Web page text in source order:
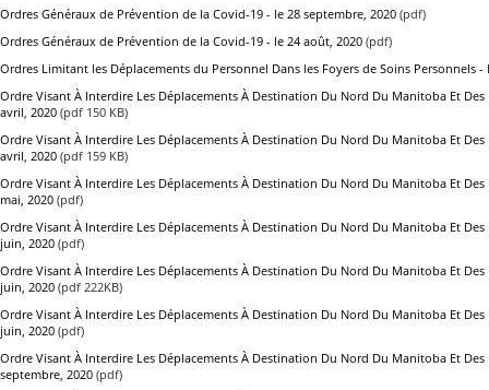
Ordres Généraux de Prévention de la Covid-19 - le 28 septembre, 2020 (pdf)
Ordres Généraux de Prévention de la Covid-19 - le 24 août, 2020 (pdf)
Ordres Limitant les Déplacements du Personnel Dans les Foyers de Soins Personnels -
Ordre Visant À Interdire Les Déplacements À Destination Du Nord Du Manitoba Et Des
avril, 2020 (pdf 150 KB)
Ordre Visant À Interdire Les Déplacements À Destination Du Nord Du Manitoba Et Des
avril, 2020 (pdf 159 KB)
Ordre Visant À Interdire Les Déplacements À Destination Du Nord Du Manitoba Et Des
mai, 2020 (pdf)
Ordre Visant À Interdire Les Déplacements À Destination Du Nord Du Manitoba Et Des
juin, 2020 (pdf)
Ordre Visant À Interdire Les Déplacements À Destination Du Nord Du Manitoba Et Des
juin, 2020 (pdf 222KB)
Ordre Visant À Interdire Les Déplacements À Destination Du Nord Du Manitoba Et Des
juin, 2020 (pdf)
Ordre Visant À Interdire Les Déplacements À Destination Du Nord Du Manitoba Et Des
septembre, 2020 (pdf)